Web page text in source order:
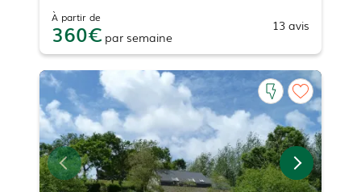
À partir de
360 par semaine
13 avis